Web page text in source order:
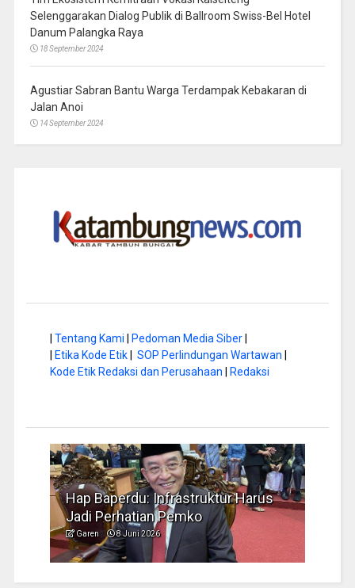
Selenggarakan Dialog Publik di Ballroom Swiss-Bel Hotel
Danum Palangka Raya
18 September 2024
Agustiar Sabran Bantu Warga Terdampak Kebakaran di
Jalan Anoi
14 September 2024
Tentang Kami Pedoman Media Siber|
Etika Kode Etik| SOP Perlindungan Wartawan
Kode Etik Redaksi dan Perusahaan
Redaksi
Hap Baperdu: Infrastruktur Harus
Jadi Perhatian Pemko
Garen 8 Juni 2026